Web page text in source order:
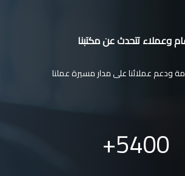
وعملاء تتحدث عن مكتبنا
ودعم عملائنا على مدار مسيرة عملنا
5400